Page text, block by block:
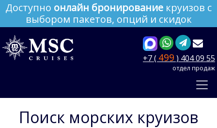
Доступно онлайн бронирование круизов с
выбором пакетов, опций и скидок
+7 ( 499 ) 404 09 55
отдел продаж
Поиск морских круизов